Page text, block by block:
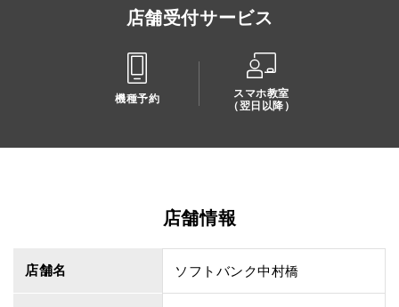
店舗受付サービス
機種予約
スマホ教室
（翌日以降）
店舗情報
店舗名 ソフトバンク中村橋